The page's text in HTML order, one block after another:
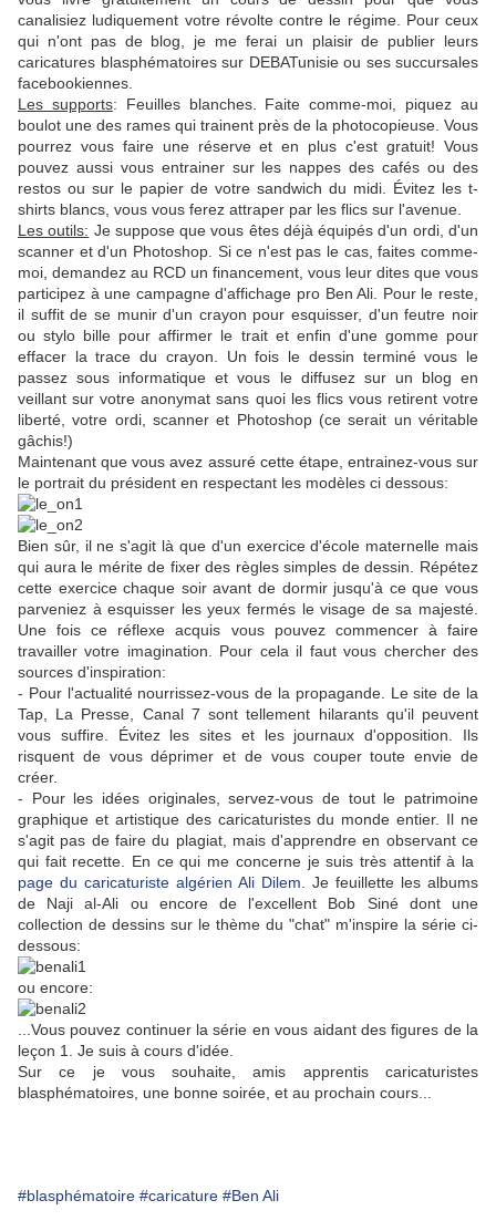
canalisiez ludiquement votre révolte contre le régime. Pour ceux
qui n'ont pas de blog, je me ferai un plaisir de publier leurs
caricatures blasphématoires sur DEBATunisie ou ses succursales
facebookiennes.
Les supports: Feuilles blanches. Faite comme-moi, piquez au
boulot une des rames qui trainent près de la photocopieuse. Vous
pourrez vous faire une réserve et en plus c'est gratuit! Vous
pouvez aussi vous entrainer sur les nappes des cafés ou des
restos ou sur le papier de votre sandwich du midi. Évitez les t-
shirts blancs, vous vous ferez attraper par les flics sur l'avenue.
Les outils: Je suppose que vous êtes déjà équipés d'un ordi, d'un
scanner et d'un Photoshop. Si ce n'est pas le cas, faites comme-
moi, demandez au RCD un financement, vous leur dites que vous
participez à une campagne d'affichage pro Ben Ali. Pour le reste,
il suffit de se munir d'un crayon pour esquisser, d'un feutre noir
ou stylo bille pour affirmer le trait et enfin d'une gomme pour
effacer la trace du crayon. Un fois le dessin terminé vous le
passez sous informatique et vous le diffusez sur un blog en
veillant sur votre anonymat sans quoi les flics vous retirent votre
liberté, votre ordi, scanner et Photoshop (ce serait un véritable
gâchis!)
Maintenant que vous avez assuré cette étape, entrainez-vous sur
le portrait du président en respectant les modèles ci dessous:
Bien sûr, il ne s'agit là que d'un exercice d'école maternelle mais
qui aura le mérite de fixer des règles simples de dessin. Répétez
cette exercice chaque soir avant de dormir jusqu'à ce que vous
parveniez à esquisser les yeux fermés le visage de sa majesté.
Une fois ce réflexe acquis vous pouvez commencer à faire
travailler votre imagination. Pour cela il faut vous chercher des
sources d'inspiration:
- Pour l'actualité nourrissez-vous de la propagande. Le site de la
Tap, La Presse, Canal 7 sont tellement hilarants qu'il peuvent
vous suffire. Évitez les sites et les journaux d'opposition. Ils
risquent de vous déprimer et de vous couper toute envie de
créer.
- Pour les idées originales, servez-vous de tout le patrimoine
graphique et artistique des caricaturistes du monde entier. Il ne
s'agit pas de faire du plagiat, mais d'apprendre en observant ce
qui fait recette. En ce qui me concerne je suis très attentif à la
page du caricaturiste algérien Ali Dilem . Je feuillette les albums
de Naji al-Ali ou encore de l'excellent Bob Siné dont une
collection de dessins sur le thème du "chat" m'inspire la série ci-
dessous:
ou encore:
...Vous pouvez continuer la série en vous aidant des figures de la
leçon 1. Je suis à cours d'idée.
Sur ce je vous souhaite, amis apprentis caricaturistes
blasphématoires, une bonne soirée, et au prochain cours...
#blasphématoire #caricature #Ben Ali